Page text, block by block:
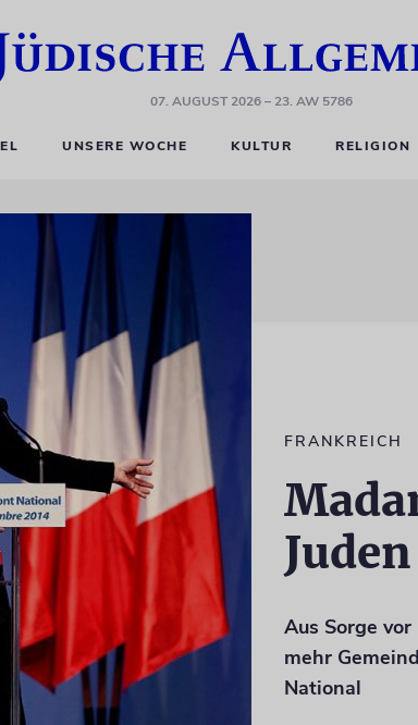
07. AUGUST 2026– 23. AW 5786
UNSERE WOCHE KULTUR RELIGION
FRANKREICH
Juden
Aus Sorge
mehr
National